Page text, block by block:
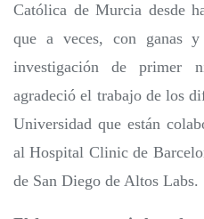
Católica de Murcia desde
que a veces, con ganas
investigación de primer
agradeció el trabajo de los
Universidad que están
al Hospital Clinic de
de San Diego de Altos Labs.